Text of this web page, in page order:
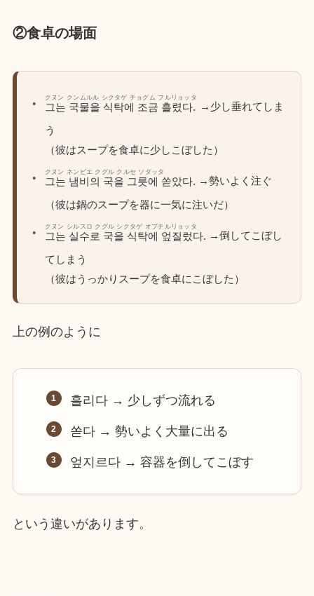
②食卓の場面
그는 국물을 식탁에 조금 흘렸다.
クヌン クンムルル シクタゲ チョグム フルリョッタ
→少し垂れてしま
う
（彼はスープを食卓に少しこぼした）
그는 냄비의 국을 그릇에 쏟았다.
クヌン ネンビエ クグル クルセ ソダッタ
→勢いよく注ぐ
（彼は鍋のスープを器に一気に注いだ）
그는 실수로 국을 식탁에 엎질렀다.
クヌン シルスロ クグル シクタゲ オプチルリョッタ
→倒してこぼし
てしまう
（彼はうっかりスープを食卓にこぼした）
上の例のように
흘리다 → 少しずつ流れる
쏟다 → 勢いよく大量に出る
엎지르다 → 容器を倒してこぼす
という違いがあります。